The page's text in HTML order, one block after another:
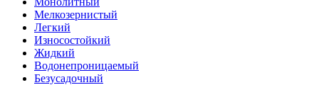
Мелкозернистый
Легкий
Износостойкий
Жидкий
Водонепроницаемый
Безусадочный